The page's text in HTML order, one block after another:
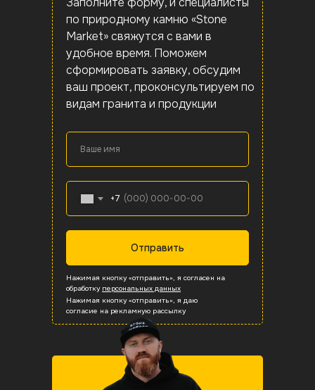
Блоки, распил, полосы и другое сырье
из гранита Калливолампи в Карелии.
Доставка по всей России и Республике
Беларусь!
Распил/слебы
Полосы
Все сырье
гранита Калливолампи в Карелии.
Доставка по всей России и Республике
Беларусь!
Полосы
Корки
Все сырье
гранита Калливолампи в Карелии.
Доставка по всей России и Республике
Беларусь!
Блоки
Распил/слебы
Все сырье
Ваше имя
+7
Отправить
по природному камню «Stone
Market» свяжутся с вами в
удобное время. Поможем
сформировать заявку, обсудим
ваш проект, проконсультируем по
видам гранита и продукции
Нажимая кнопку «отправить», я согласен на
обработку персональных данных
Нажимая кнопку «отправить», я даю
согласие на рекламную рассылку